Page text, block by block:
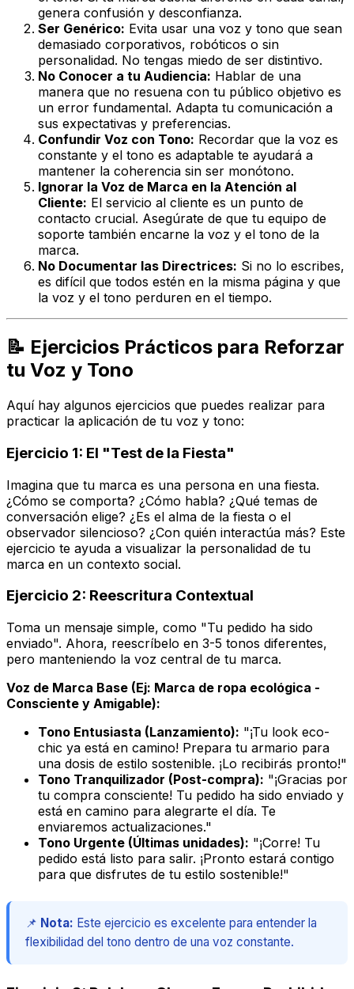
genera confusión y desconfianza.
Ser Genérico: Evita usar una voz y tono que sean
demasiado corporativos, robóticos o sin
personalidad. No tengas miedo de ser distintivo.
No Conocer a tu Audiencia: Hablar de una
manera que no resuena con tu público objetivo es
un error fundamental. Adapta tu comunicación a
sus expectativas y preferencias.
Confundir Voz con Tono: Recordar que la voz es
constante y el tono es adaptable te ayudará a
mantener la coherencia sin ser monótono.
Ignorar la Voz de Marca en la Atención al
Cliente: El servicio al cliente es un punto de
contacto crucial. Asegúrate de que tu equipo de
soporte también encarne la voz y el tono de la
marca.
No Documentar las Directrices: Si no lo escribes,
es difícil que todos estén en la misma página y que
la voz y el tono perduren en el tiempo.
📝 Ejercicios Prácticos para Reforzar
tu Voz y Tono
Aquí hay algunos ejercicios que puedes realizar para
practicar la aplicación de tu voz y tono:
Ejercicio 1: El "Test de la Fiesta"
Imagina que tu marca es una persona en una fiesta.
¿Cómo se comporta? ¿Cómo habla? ¿Qué temas de
conversación elige? ¿Es el alma de la fiesta o el
observador silencioso? ¿Con quién interactúa más? Este
ejercicio te ayuda a visualizar la personalidad de tu
marca en un contexto social.
Ejercicio 2: Reescritura Contextual
Toma un mensaje simple, como "Tu pedido ha sido
enviado". Ahora, reescríbelo en 3-5 tonos diferentes,
pero manteniendo la voz central de tu marca.
Voz de Marca Base (Ej: Marca de ropa ecológica -
Consciente y Amigable):
Tono Entusiasta (Lanzamiento): "¡Tu look eco-
chic ya está en camino! Prepara tu armario para
una dosis de estilo sostenible. ¡Lo recibirás pronto!"
Tono Tranquilizador (Post-compra): "¡Gracias por
tu compra consciente! Tu pedido ha sido enviado y
está en camino para alegrarte el día. Te
enviaremos actualizaciones."
Tono Urgente (Últimas unidades): "¡Corre! Tu
pedido está listo para salir. ¡Pronto estará contigo
para que disfrutes de tu estilo sostenible!"
📌 Nota: Este ejercicio es excelente para entender la
flexibilidad del tono dentro de una voz constante.